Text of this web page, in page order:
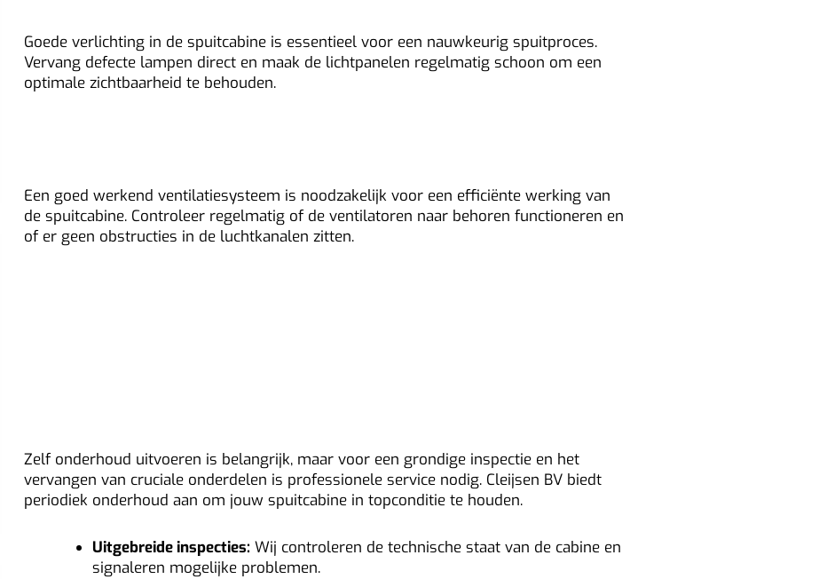
Goede verlichting in de spuitcabine is essentieel voor een nauwkeurig spuitproces.
Vervang defecte lampen direct en maak de lichtpanelen regelmatig schoon om een
optimale zichtbaarheid te behouden.
Een goed werkend ventilatiesysteem is noodzakelijk voor een efficiënte werking van
de spuitcabine. Controleer regelmatig of de ventilatoren naar behoren functioneren en
of er geen obstructies in de luchtkanalen zitten.
Zelf onderhoud uitvoeren is belangrijk, maar voor een grondige inspectie en het
vervangen van cruciale onderdelen is professionele service nodig. Cleijsen BV biedt
periodiek onderhoud aan om jouw spuitcabine in topconditie te houden.
Uitgebreide inspecties: Wij controleren de technische staat van de cabine en
signaleren mogelijke problemen.